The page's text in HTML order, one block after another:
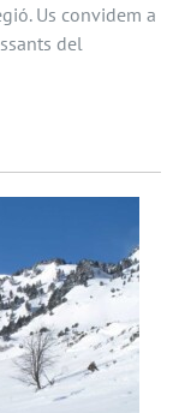
Us convidem a
del